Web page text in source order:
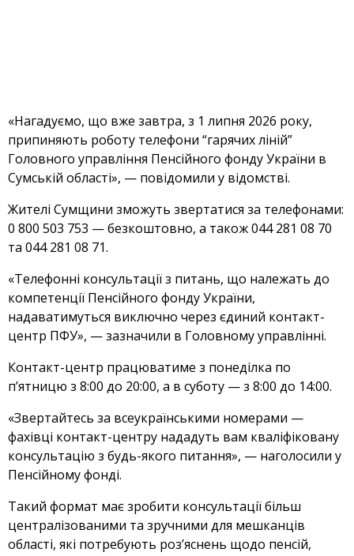
«Нагадуємо, що вже завтра, з 1 липня 2026 року,
припиняють роботу телефони “гарячих ліній”
Головного управління Пенсійного фонду України в
Сумській області», — повідомили у відомстві.
Жителі Сумщини зможуть звертатися за телефонами:
0 800 503 753 — безкоштовно, а також 044 281 08 70
та 044 281 08 71.
«Телефонні консультації з питань, що належать до
компетенції Пенсійного фонду України,
надаватимуться виключно через єдиний контакт-
центр ПФУ», — зазначили в Головному управлінні.
Контакт-центр працюватиме з понеділка по
п’ятницю з 8:00 до 20:00, а в суботу — з 8:00 до 14:00.
«Звертайтесь за всеукраїнськими номерами —
фахівці контакт-центру нададуть вам кваліфіковану
консультацію з будь-якого питання», — наголосили у
Пенсійному фонді.
Такий формат має зробити консультації більш
централізованими та зручними для мешканців
області, які потребують роз’яснень щодо пенсій,